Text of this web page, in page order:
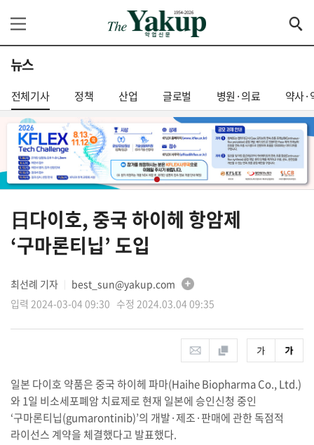
뉴스
전체기사 정책 산업 글로벌 병원·의료 약사·
日다이호, 중국 하이헤 항암제
‘구마론티닙’ 도입
최선례 기자
best_sun@yakup.com
입력 2024-03-04 09:30 수정 2024.03.04 09:35
일본 다이호 약품은 중국 하이헤 파마(Haihe Biopharma Co., Ltd.)
와 1일 비소세포폐암 치료제로 현재 일본에 승인신청 중인
‘구마론티닙(gumarontinib)’의 개발·제조·판매에 관한 독점적
라이선스 계약을 체결했다고 발표했다.